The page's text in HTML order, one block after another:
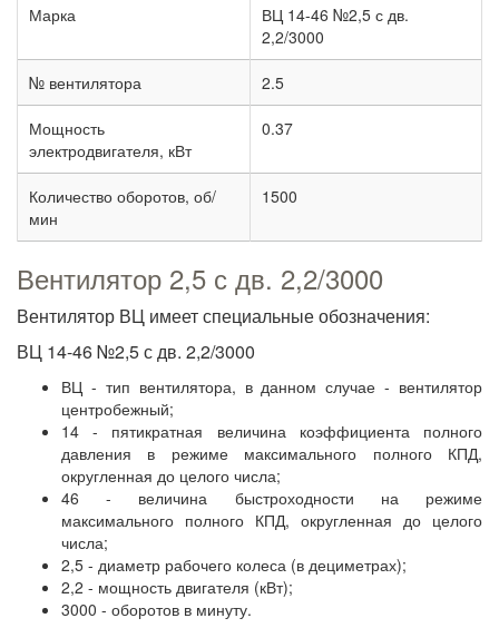
Марка
ВЦ 14-46 №2,5 с дв.
2,2/3000
№ вентилятора 2.5
Мощность
электродвигателя, кВт
0.37
Количество оборотов, об/
мин
1500
Вентилятор 2,5 с дв. 2,2/3000
Вентилятор ВЦ имеет специальные обозначения:
ВЦ 14-46 №2,5 с дв. 2,2/3000
ВЦ - тип вентилятора, в данном случае - вентилятор
центробежный;
14 - пятикратная величина коэффициента полного
давления в режиме максимального полного КПД,
округленная до целого числа;
46 - величина быстроходности на режиме
максимального полного КПД, округленная до целого
числа;
2,5 - диаметр рабочего колеса (в дециметрах);
2,2 - мощность двигателя (кВт);
3000 - оборотов в минуту.